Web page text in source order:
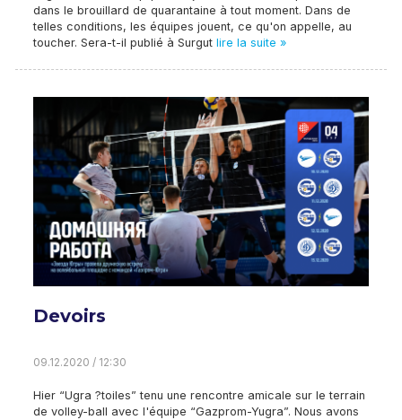
dans le brouillard de quarantaine à tout moment. Dans de
telles conditions, les équipes jouent, ce qu'on appelle, au
toucher. Sera-t-il publié à Surgut lire la suite »
Devoirs
09.12.2020 / 12:30
Hier “Ugra ?toiles” tenu une rencontre amicale sur le terrain
de volley-ball avec l'équipe “Gazprom-Yugra”. Nous avons